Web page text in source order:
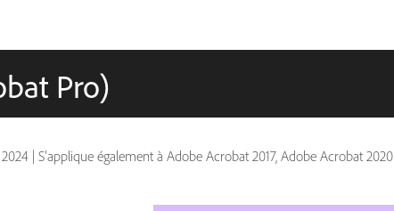
Pro)
| S’applique également à Adobe Acrobat 2017, Adobe Acrobat 2020